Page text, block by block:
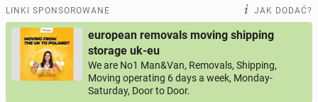
LINKI SPONSOROWANE JAK DODAĆ?
european removals moving shipping
storage uk-eu
We are No1 Man&Van, Removals, Shipping,
Moving operating 6 days a week, Monday-
Saturday, Door to Door.